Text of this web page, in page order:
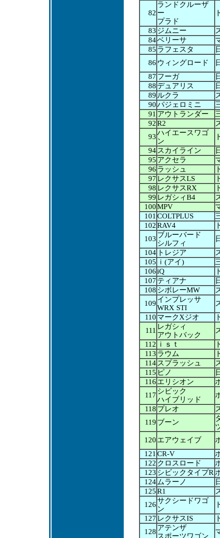
82
ランドクルーザ
ー
プラド
83 ジムニー
84ベリーサ
85 ラフェスタ
86 ウィングロード
87 フーガ
88 デュアリス
89 ルクラ
90パジェロミニ
91 アウトランダー
92R2
93ハイエースワゴ
ン
94 スカイライン
95 アクセラ
96 ラッシュ
97 レクサスLS
98 レクサスRX
99 レガシィB4
100MPV
101 COLTPLUS
102RAV4
103 ブルーバード
シルフィ
104 トレジア
105 ｉ(アイ)
106iQ
107 ティアナ
108 シボレーMW
109 インプレッサ
WRX STI
110 マークXジオ
111 レガシィ
アウトバック
112 ｉｓｔ
113 ラウム
114 スプラッシュ
115 ピノ
116 エリシオン
117 シビック
ハイブリッド
118 プレオ
119 ブーン
120 エアウェイブ
121 CR-V
122 クロスロード
123 シビックタイプR
124 ムラーノ
125R1
126サクシードワゴ
ン
127 レクサスIS
128 アテンザ
スポーツワゴン